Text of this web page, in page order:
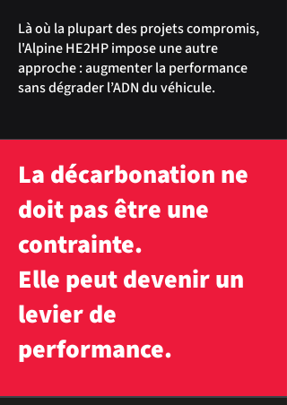
Là où la plupart des projets compromis,
l'Alpine HE2HP impose une autre
approche : augmenter la performance
sans dégrader l’ADN du véhicule.
La décarbonation ne
doit pas être une
contrainte.
Elle peut devenir un
levier de
performance.